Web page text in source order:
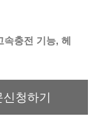
충전 기능, 헤